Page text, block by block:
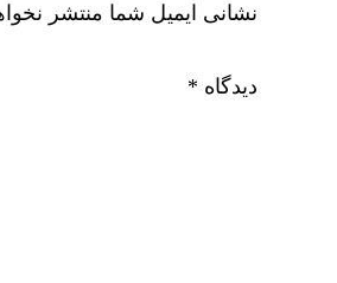
نشانی ایمیل شما منتشر
دیدگاه *